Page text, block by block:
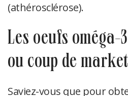
(athérosclérose).
les oeufs oméga-3 : bienfait réel
ou coup de
Saviez-vous que pour